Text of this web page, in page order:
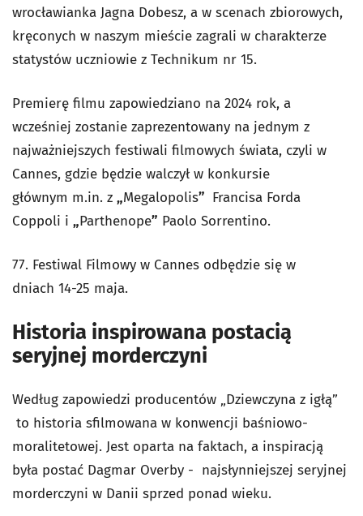
wrocławianka Jagna Dobesz, a w scenach zbiorowych,
kręconych w naszym mieście zagrali w charakterze
statystów uczniowie z Technikum nr 15.
Premierę filmu zapowiedziano na 2024 rok, a
wcześniej zostanie zaprezentowany na jednym z
najważniejszych festiwali filmowych świata, czyli w
Cannes, gdzie będzie walczył w konkursie
głównym m.in. z „Megalopolis” Francisa Forda
Coppoli i „Parthenope” Paolo Sorrentino.
77. Festiwal Filmowy w Cannes odbędzie się w
dniach 14-25 maja.
Historia inspirowana postacią
seryjnej morderczyni
Według zapowiedzi producentów „Dziewczyna z igłą”
to historia sfilmowana w konwencji baśniowo-
moralitetowej. Jest oparta na faktach, a inspiracją
była postać Dagmar Overby - najsłynniejszej seryjnej
morderczyni w Danii sprzed ponad wieku.